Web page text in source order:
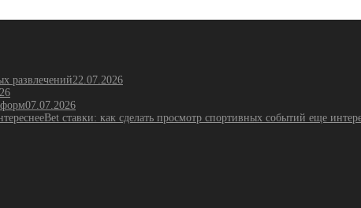
развлечений22.07.2026
07.07.2026
Bet ставки: как сделать просмотр спортивных событий еще